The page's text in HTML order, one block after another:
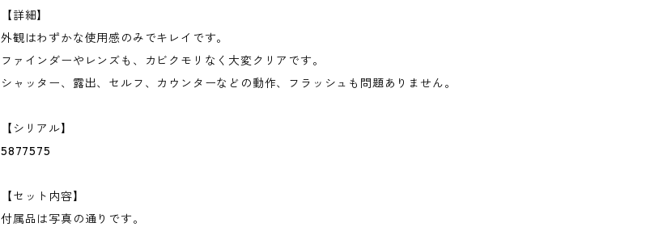
【詳細】
外観はわずかな使用感のみでキレイです。
ファインダーやレンズも、カビクモリなく大変クリアです。
シャッター、露出、セルフ、カウンターなどの動作、フラッシュも問題ありません。
【シリアル】
5877575
【セット内容】
付属品は写真の通りです。